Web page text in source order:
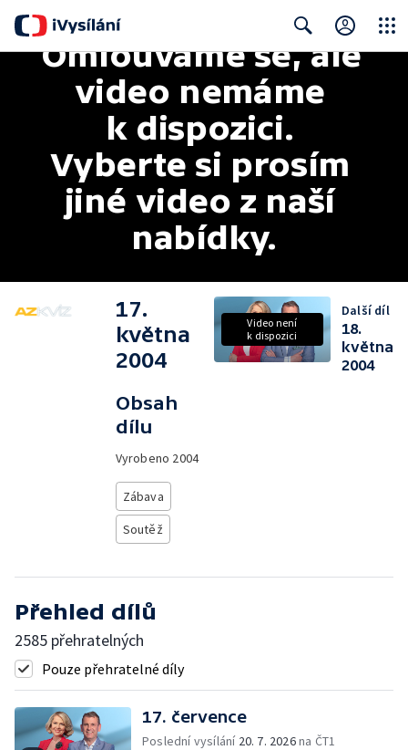
Search
Omlouváme se, ale
video nemáme
k dispozici.
Vyberte si prosím
jiné video z naší
nabídky.
17.
května
2004
Obsah
dílu
Vyrobeno 2004
Zábava
Soutěž
Video není
k dispozici
Další díl
18.
května
2004
Přehled dílů
2585 přehratelných
Pouze přehratelné díly
17. července
Poslední vysílání 20. 7. 2026na ČT1